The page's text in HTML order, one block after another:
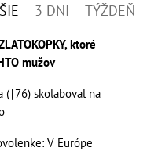
3 DNI TÝŽDEŇ
ktoré
mužov
(†76) skolaboval na
V Európe